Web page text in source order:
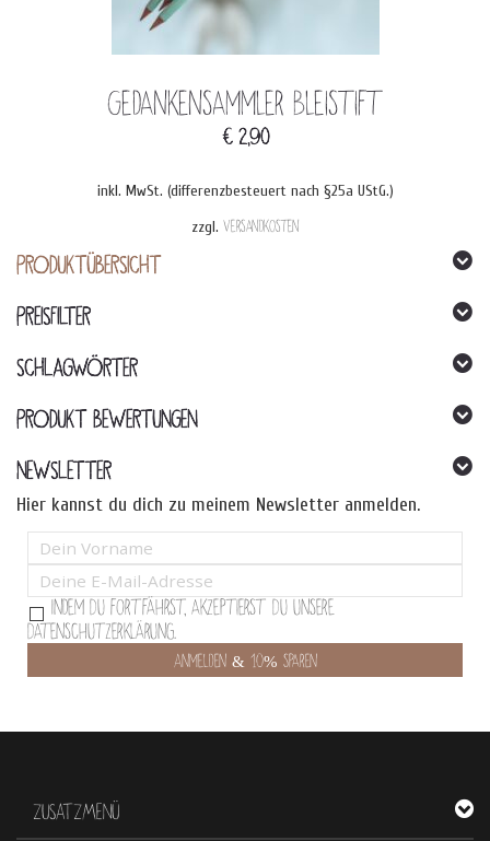
Gedankensammler Bleistift
€2,90
inkl. MwSt. (differenzbesteuert nach §25a UStG.)
zzgl. Versandkosten
PRODUKTÜBERSICHT
PREISFILTER
SCHLAGWÖRTER
PRODUKT BEWERTUNGEN
NEWSLETTER
Hier kannst du dich zu meinem Newsletter anmelden.
Indem Du fortfährst, akzeptierst Du unsere
Datenschutzerklärung.
ZUSATZMENÜ